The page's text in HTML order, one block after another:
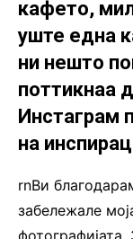
кафето,
уште една
ни нешто
поттикнаа
Инстаграм
на
rnВи
забележале